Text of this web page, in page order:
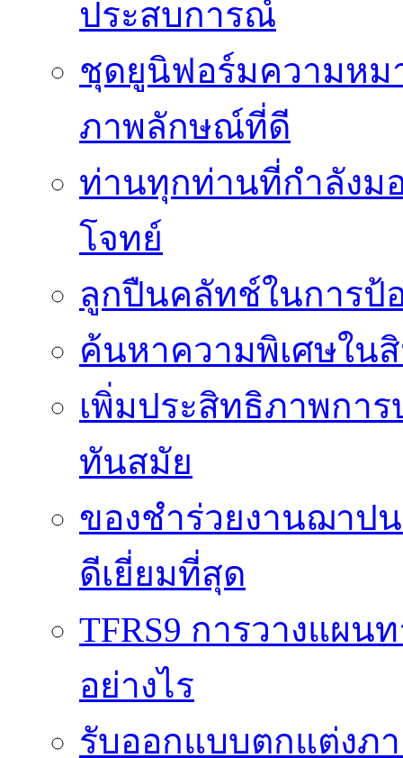
ประสบการณ์
ชุดยูนิฟอร์มความหม
ภาพลักษณ์ที่ดี
ท่านทุกท่านที่กำลังม
โจทย์
ลูกปืนคลัทช์ในการป้
ค้นหาความพิเศษใน
เพิ่มประสิทธิภาพกา
ทันสมัย
ของชำร่วยงานฌาป
ดีเยี่ยมที่สุด
TFRS9 การวางแผน
อย่างไร
รับออกแบบตกแต่งภ